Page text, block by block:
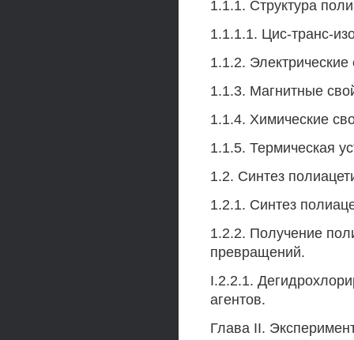
1.1.1. Структура
1.1.1.1. Цис-транс-
1.1.2.
1.1.3. Магнитные
1.1.4. Химические
1.1.5. Термическая
1.2. Синтез
1.2.1. Синтез
1.2.2. Получение
превращений.
I.2.2.1.
агентов.
Глава II.